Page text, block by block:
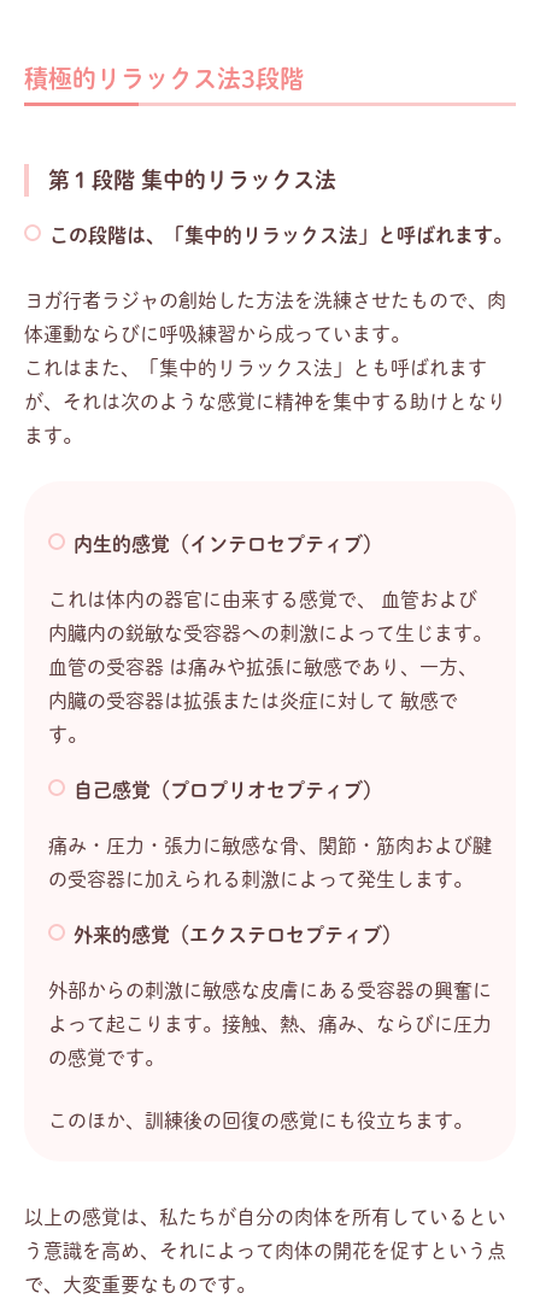
積極的リラックス法3段階
第１段階 集中的リラックス法
この段階は、「集中的リラックス法」と呼ばれます。
ヨガ行者ラジャの創始した方法を洗練させたもので、肉
体運動ならびに呼吸練習から成っています。
これはまた、「集中的リラックス法」とも呼ばれます
が、それは次のような感覚に精神を集中する助けとなり
ます。
内生的感覚（インテロセプティブ）
これは体内の器官に由来する感覚で、 血管および
内臓内の鋭敏な受容器への刺激によって生じます。
血管の受容器 は痛みや拡張に敏感であり、一方、
内臓の受容器は拡張または炎症に対して 敏感で
す。
自己感覚（プロプリオセプティブ）
痛み・圧力・張力に敏感な骨、関節・筋肉および腱
の受容器に加えられる刺激によって発生します。
外来的感覚（エクステロセプティブ）
外部からの刺激に敏感な皮膚にある受容器の興奮に
よって起こります。接触、熱、痛み、ならびに圧力
の感覚です。
このほか、訓練後の回復の感覚にも役立ちます。
以上の感覚は、私たちが自分の肉体を所有しているとい
う意識を高め、それによって肉体の開花を促すという点
で、大変重要なものです。